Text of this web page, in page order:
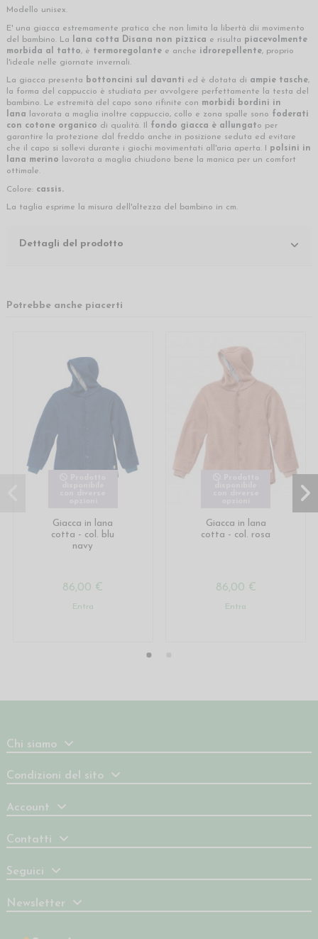
Modello unisex.
E' una giacca estremamente pratica che non limita la libertà dii movimento
del bambino. La
lana cotta Disana non pizzica e risulta piacevolmente
morbida al tatto, è termoregolante e anche idrorepellente, proprio
l'ideale nelle giornate invernali.
La giacca presenta bottoncini sul davanti ed è dotata di ampie tasche,
la forma del cappuccio è studiata per avvolgere perfettamente la testa del
bambino. Le estremità del capo sono rifinite con morbidi bordini in
lana lavorata a maglia inoltre cappuccio, collo e zona spalle sono foderati
con cotone organico di qualità. Il fondo giacca è allungato per
garantire la protezione dal freddo anche in posizione seduta ed evitare
che il capo si sollevi durante i giochi movimentati all'aria aperta.
polsini in
lana merino lavorata a maglia chiudono bene la manica per un comfort
ottimale.
Colore: cassis.
La taglia esprime la misura dell'altezza del bambino in cm.
Dettagli del prodotto
Potrebbe anche piacerti
Giacca in lana
cotta - col. blu
navy
86,00 €
Entra
Giacca in lana
cotta - col. rosa
86,00 €
Entra
Chi siamo
Condizioni del sito
Account
Contatti
Seguici
Newsletter